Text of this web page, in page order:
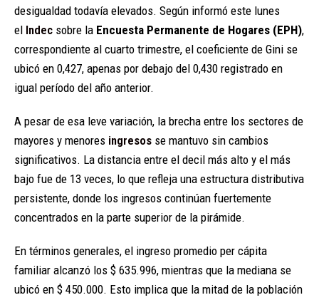
desigualdad todavía elevados. Según informó este lunes
el Indec sobre la Encuesta Permanente de Hogares (EPH),
correspondiente al cuarto trimestre, el coeficiente de Gini se
ubicó en 0,427, apenas por debajo del 0,430 registrado en
igual período del año anterior.
A pesar de esa leve variación, la brecha entre los sectores de
mayores y menores ingresos se mantuvo sin cambios
significativos. La distancia entre el decil más alto y el más
bajo fue de 13 veces, lo que refleja una estructura distributiva
persistente, donde los ingresos continúan fuertemente
concentrados en la parte superior de la pirámide.
En términos generales, el ingreso promedio per cápita
familiar alcanzó los $ 635.996, mientras que la mediana se
ubicó en $ 450.000. Esto implica que la mitad de la población